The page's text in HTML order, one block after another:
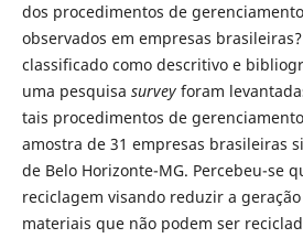
dos procedimentos de
observados em empresas
classificado como descritivo e
uma pesquisa surveyforam
tais procedimentos de
amostra de 31 empresas brasileiras
de Belo Horizonte-MG. Percebeu-se
reciclagem visando reduzir a
materiais que não podem ser